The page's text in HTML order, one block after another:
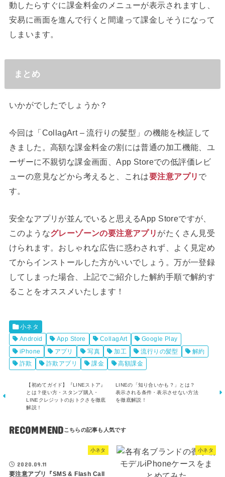
動したらすぐに課金料金のメニューが表示されますし、
安易に画面を進んで行くと間違って課金しそうになって
しまいます。
まとめ
いかがでしたでしょうか？
今回は「CollagArt – 流行りの髪型」の機能を検証して
きました。高額な課金料金の割には普通の加工機能、ユ
ーザーに不親切な課金画面、App Storeでの低評価レビ
ューの意見などから考えると、これは要注意アプリ で
す。
安全なアプリが並んでいると思えるApp Storeですが、
このようなグレーゾーンの要注意アプリ がたくさん見受
けられます。おしゃれな広告に惑わされず、よく見定め
てからインストールした方がいいでしょう。万が一登録
してしまった場合、上記でご紹介した解約手順で解約す
ることをオススメいたします！
小ネタ
Android
App Store CollagArt
Google Play
iPhone
アプリ 写真 加工 流行りの髪型
解約
詐欺
詐欺アプリ 課金 高額課金
【初めてガイド】『LINEストア』
とは？使い方・スタンプ購入・
LINEクレジットのおトクさを徹底
解説！
LINEの「知り合いかも？」とは？
表示される条件・表示させない方法
を徹底解説！
RECOMMEND
小ネタ
2020.09.11
要注意アプリ『SMS & Flash Call
小ネタ